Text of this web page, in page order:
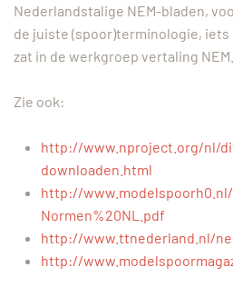
Nederlandstalige NEM-bladen,
de juiste (spoor)terminologie,
zat in de werkgroep vertaling NEM.
Zie ook:
http://www.nproject.org/nl/
downloaden.html
http://
Normen%20NL.pdf
http://www.ttnederland.nl/
http://